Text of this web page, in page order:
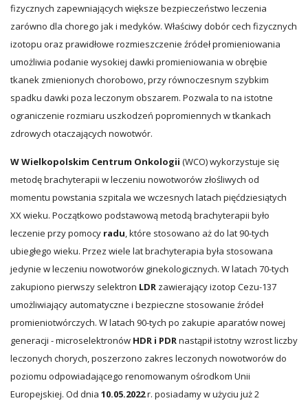
fizycznych zapewniających większe bezpieczeństwo leczenia
zarówno dla chorego jak i medyków. Właściwy dobór cech fizycznych
izotopu oraz prawidłowe rozmieszczenie źródeł promieniowania
umożliwia podanie wysokiej dawki promieniowania w obrębie
tkanek zmienionych chorobowo, przy równoczesnym szybkim
spadku dawki poza leczonym obszarem. Pozwala to na istotne
ograniczenie rozmiaru uszkodzeń popromiennych w tkankach
zdrowych otaczających nowotwór.
W Wielkopolskim Centrum Onkologii (WCO) wykorzystuje się
metodę brachyterapii w leczeniu nowotworów złośliwych od
momentu powstania szpitala we wczesnych latach pięćdziesiątych
XX wieku. Początkowo podstawową metodą brachyterapii było
leczenie przy pomocy radu, które stosowano aż do lat 90-tych
ubiegłego wieku. Przez wiele lat brachyterapia była stosowana
jedynie w leczeniu nowotworów ginekologicznych. W latach 70-tych
zakupiono pierwszy selektron LDR zawierający izotop Cezu-137
umożliwiający automatyczne i bezpieczne stosowanie źródeł
promieniotwórczych. W latach 90-tych po zakupie aparatów nowej
generacji - microselektronów HDR i PDRnastąpił istotny wzrost liczby
leczonych chorych, poszerzono zakres leczonych nowotworów do
poziomu odpowiadającego renomowanym ośrodkom Unii
Europejskiej. Od dnia 10.05.2022r. posiadamy w użyciu już 2